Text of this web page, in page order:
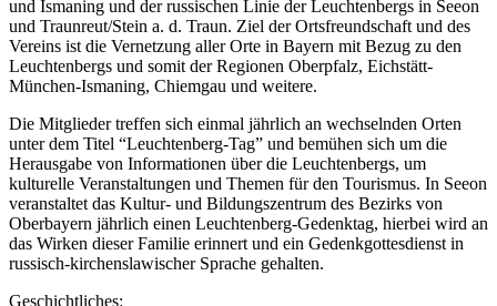
und Ismaning und der russischen Linie der Leuchtenbergs in Seeon
und Traunreut/Stein a. d. Traun. Ziel der Ortsfreundschaft und des
Vereins ist die Vernetzung aller Orte in Bayern mit Bezug zu den
Leuchtenbergs und somit der Regionen Oberpfalz, Eichstätt-
München-Ismaning, Chiemgau und weitere.
Die Mitglieder treffen sich einmal jährlich an wechselnden Orten
unter dem Titel “Leuchtenberg-Tag” und bemühen sich um die
Herausgabe von Informationen über die Leuchtenbergs, um
kulturelle Veranstaltungen und Themen für den Tourismus. In Seeon
veranstaltet das Kultur- und Bildungszentrum des Bezirks von
Oberbayern jährlich einen Leuchtenberg-Gedenktag, hierbei wird an
das Wirken dieser Familie erinnert und ein Gedenkgottesdienst in
russisch-kirchenslawischer Sprache gehalten.
Geschichtliches: